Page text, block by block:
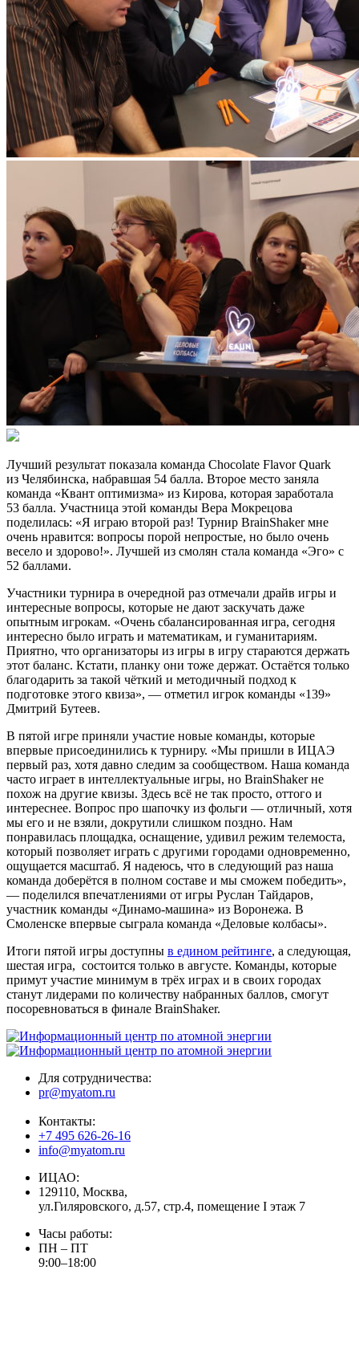
Лучший результат показала команда Chocolate Flavor Quark
из Челябинска, набравшая 54 балла. Второе место заняла
команда «Квант оптимизма» из Кирова, которая заработала
53 балла. Участница этой команды Вера Мокрецова
поделилась: «Я играю второй раз! Турнир BrainShaker мне
очень нравится: вопросы порой непростые, но было очень
весело и здорово!». Лучшей из смолян стала команда «Эго» с
52 баллами.
Участники турнира в очередной раз отмечали драйв игры и
интересные вопросы, которые не дают заскучать даже
опытным игрокам. «Очень сбалансированная игра, сегодня
интересно было играть и математикам, и гуманитариям.
Приятно, что организаторы из игры в игру стараются держать
этот баланс. Кстати, планку они тоже держат. Остаётся только
благодарить за такой чёткий и методичный подход к
подготовке этого квиза», — отметил игрок команды «139»
Дмитрий Бутеев.
В пятой игре приняли участие новые команды, которые
впервые присоединились к турниру. «Мы пришли в ИЦАЭ
первый раз, хотя давно следим за сообществом. Наша команда
часто играет в интеллектуальные игры, но BrainShaker не
похож на другие квизы. Здесь всё не так просто, оттого и
интереснее. Вопрос про шапочку из фольги — отличный, хотя
мы его и не взяли, докрутили слишком поздно. Нам
понравилась площадка, оснащение, удивил режим телемоста,
который позволяет играть с другими городами одновременно,
ощущается масштаб. Я надеюсь, что в следующий раз наша
команда доберётся в полном составе и мы сможем победить»,
— поделился впечатлениями от игры Руслан Тайдаров,
участник команды «Динамо-машина» из Воронежа. В
Смоленске впервые сыграла команда «Деловые колбасы».
Итоги пятой игры доступны в едином рейтинге, а следующая,
шестая игра, состоится только в августе. Команды, которые
примут участие минимум в трёх играх и в своих городах
станут лидерами по количеству набранных баллов, смогут
посоревноваться в финале BrainShaker.
Для сотрудничества:
pr@myatom.ru
Контакты:
+7 495 626-26-16
info@myatom.ru
ИЦАО:
129110, Москва,
ул.Гиляровского, д.57, стр.4, помещение I этаж 7
Часы работы:
ПН – ПТ
9:00–18:00